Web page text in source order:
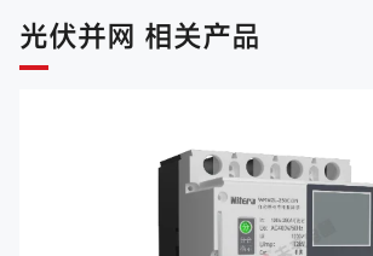
光伏并网 相关产品